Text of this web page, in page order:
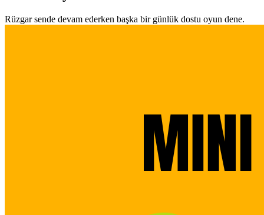
Rüzgar sende devam ederken başka bir günlük dostu oyun dene.